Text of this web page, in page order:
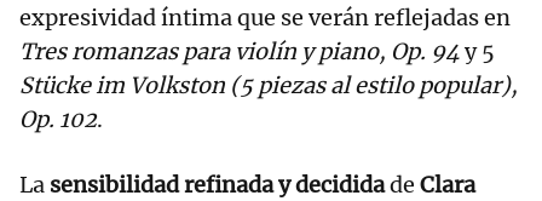
expresividad íntima que se verán reflejadas en
Tres romanzas para violín y piano, Op. 94y 5
Stücke im Volkston (5 piezas al estilo popular),
Op. 102.
La sensibilidad refinada y decididade Clara